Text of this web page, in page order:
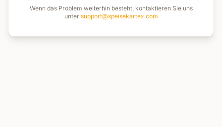
Wenn das Problem weiterhin besteht, kontaktieren Sie uns
unter support@speisekartex.com